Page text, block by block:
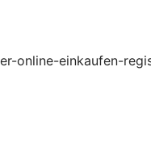
online-einkaufen-